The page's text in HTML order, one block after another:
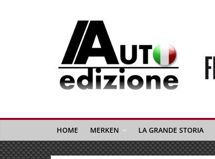
Auto
Edizione
La
Gazetta
dell'Automobile
Italiana
HOME MERKEN LA GRANDE STORIA